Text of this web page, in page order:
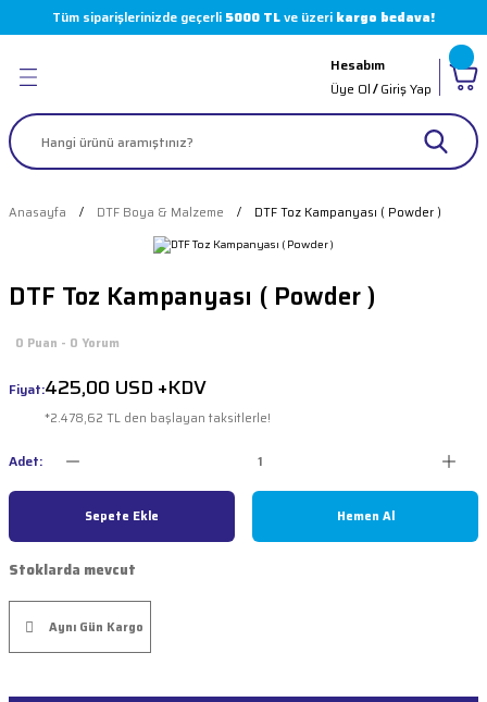
Tüm siparişlerinizde geçerli 5000 TLve üzeri kargo bedava!
Geri Dön
Geri Dön
Geri Dön
Şeritler
Geri Dön
)
Parçaları
Parçaları
Makinesi Parçaları
Parçaları
Parçaları
Parçaları
Hesabım
Üye Ol/Giriş Yap
Anasayfa DTF Boya & Malzeme DTF Toz Kampanyası ( Powder )
DTF Toz Kampanyası ( Powder )
0 Puan - 0 Yorum
Fiyat:425,00 USD +KDV
*2.478,62 TL den başlayan taksitlerle!
Adet:
Sepete Ekle Hemen Al
Stoklarda mevcut
Aynı Gün Kargo